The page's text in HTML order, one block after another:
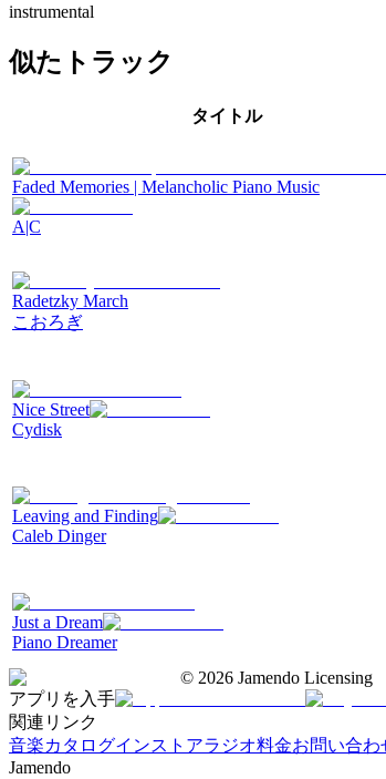
instrumental
似たトラック
タイトル
Faded Memories | Melancholic Piano Music
A|C
Radetzky March
こおろぎ
Nice Street
Cydisk
Leaving and Finding
Caleb Dinger
Just a Dream
Piano Dreamer
© 2026 Jamendo Licensing
アプリを入手
関連リンク
音楽カタログインストアラジオ料金お問い合わ
Jamendo